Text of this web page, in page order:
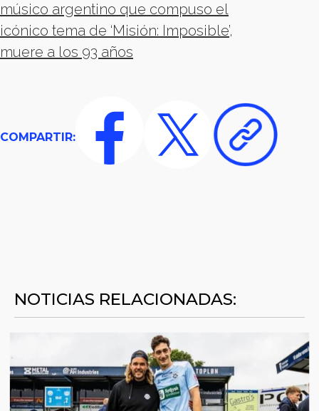
músico argentino que compuso el
icónico tema de ‘Misión: Imposible’,
muere a los 93 años
COMPARTIR:
NOTICIAS RELACIONADAS: